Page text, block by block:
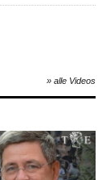
» alle Videos